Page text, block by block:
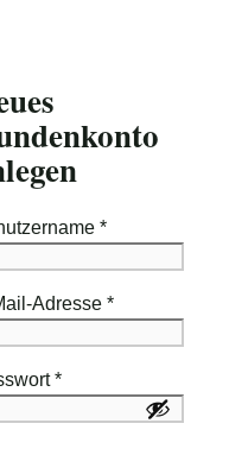
*Erforderlich
Adresse*Erforderlich
*Erforderlich